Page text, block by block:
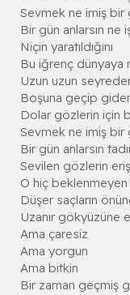
Sevmek ne imiş bir
Bir gün anlarsın ne
Niçin yaratıldığını
Bu iğrenç dünyaya
Uzun uzun
Boşuna geçip giden
Dolar gözlerin için
Sevmek ne imiş bir
Bir gün anlarsın
Sevilen gözlerin
O hiç
Düşer saçların
Uzanır gökyüzüne
Ama çaresiz
Ama yorgun
Ama bitkin
Bir zaman geçmiş